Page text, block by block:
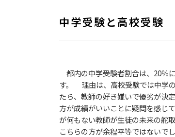
中学受験と高校受験
都内の中学受験者割合は、20％
す。 理由は、高校受験では中学
たら、教師の好き嫌いで優劣が
方が成績がいいことに疑問を感
が何もない教師が生徒の未来の舵
こちらの方が余程平等ではない